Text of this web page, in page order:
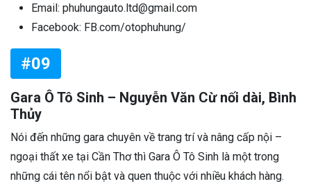
Email: phuhungauto.ltd@gmail.com
Facebook: FB.com/otophuhung/
#09
Gara Ô Tô Sinh – Nguyễn Văn Cừ nối dài, Bình
Thủy
Nói đến những gara chuyên về trang trí và nâng cấp nội –
ngoại thất xe tại Cần Thơ thì Gara Ô Tô Sinh là một trong
những cái tên nổi bật và quen thuộc với nhiều khách hàng.